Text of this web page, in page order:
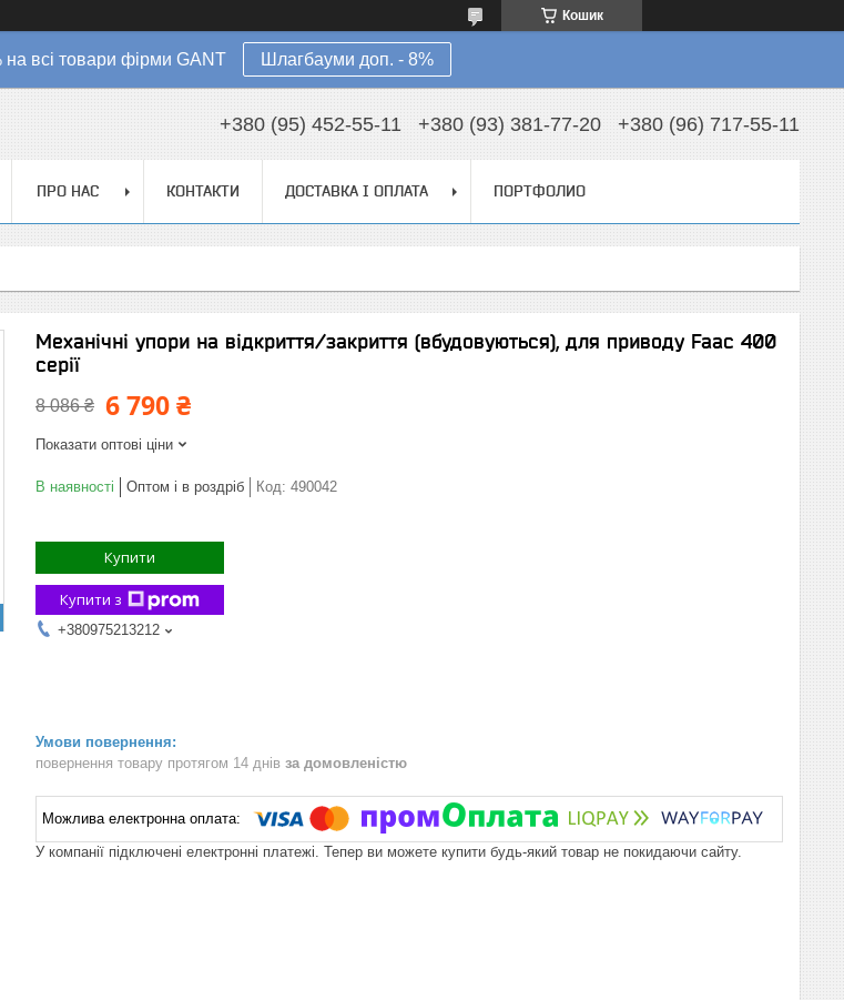
Кошик
на всі товари фірми GANT Шлагбауми доп. - 8%
+380 (95) 452-55-11 +380 (93) 381-77-20 +380 (96) 717-55-11
ПРО НАС КОНТАКТИ ДОСТАВКА І ОПЛАТА ПОРТФОЛИО
Механічні упори на відкриття/закриття (вбудовуються), для приводу Faac 400
серії
8 086 ₴ 6 790 ₴
Показати оптові ціни
В наявності Оптом і в роздріб Код: 490042
Купити
Купити з
+380975213212
повернення товару протягом 14 днів за домовленістю
У компанії підключені електронні платежі. Тепер ви можете купити будь-який товар не покидаючи сайту.